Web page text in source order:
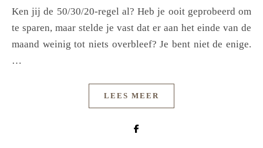
Ken jij de 50/30/20-regel al? Heb je ooit geprobeerd om
te sparen, maar stelde je vast dat er aan het einde van de
maand weinig tot niets overbleef? Je bent niet de enige.
…
LEES MEER